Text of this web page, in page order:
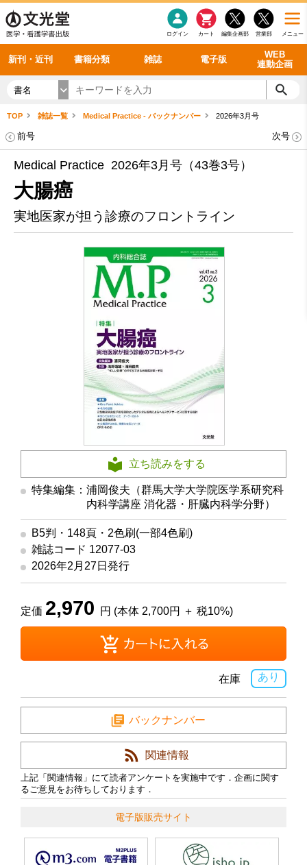
メニュー
営業部
編集企画部
カート
ログイン
新刊・近刊 書籍分類 雑誌 電子版
WEB
連動企画
感染症 老年医学
看護・介護
呼吸器
循環器
シリーズ一覧
雑誌投稿規定
理学療法
雑誌案内・年間購読 最新号 バックナンバー
電子書籍
電子雑誌
書籍「データに基づく臨床動作分析」WEB動画
書籍「眼手術学」WEB動画
書籍「神経症候学 II 改訂第二版」 WEB動画
新刊一覧
今後の発行予定
書名
TOP 雑誌一覧 Medical Practice - バックナンバー 2026年3月号
前号 次号
Medical Practice 2026年3月号（43巻3号）
大腸癌
実地医家が担う診療のフロントライン
立ち読みをする
特集編集：浦岡俊夫（群馬大学大学院医学系研究科
内科学講座 消化器・肝臓内科学分野）
B5判・148頁・2色刷(一部4色刷)
雑誌コード 12077-03
2026年2月27日発行
定価 2,970 円 (本体 2,700円 ＋ 税10%)
あり
在庫
バックナンバー
関連情報
上記「関連情報」にて読者アンケートを実施中です．企画に関す
るご意見をお待ちしております．
電子版販売サイト